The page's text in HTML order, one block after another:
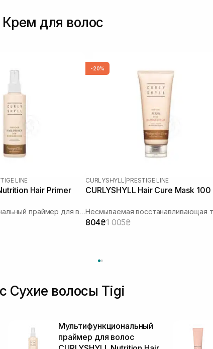
Крем для волос
LINE
Hair Primer
Мультифункциональный праймер для волос
-20%
CURLYSHYLL PRESTIGE LINE
CURLYSHYLL Hair Cure Mask
804₴1 005₴
Сухие волосы Tigi
Мультифункциональный
праймер для волос